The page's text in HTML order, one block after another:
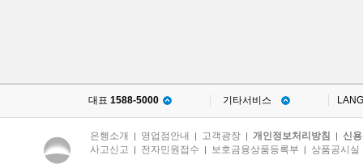
대표 1588-5000 기타서비스
은행소개 | 영업점안내 | 고객광장 | 개인정보처리방침 | 신
사고신고 | 전자민원접수 | 보호금융상품등록부 | 상품공시실